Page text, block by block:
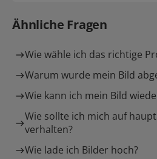
Ähnliche Fragen
Wie wähle ich das richtige
Warum wurde mein Bild
Wie kann ich mein Bild
Wie sollte ich mich auf
verhalten?
Wie lade ich Bilder hoch?